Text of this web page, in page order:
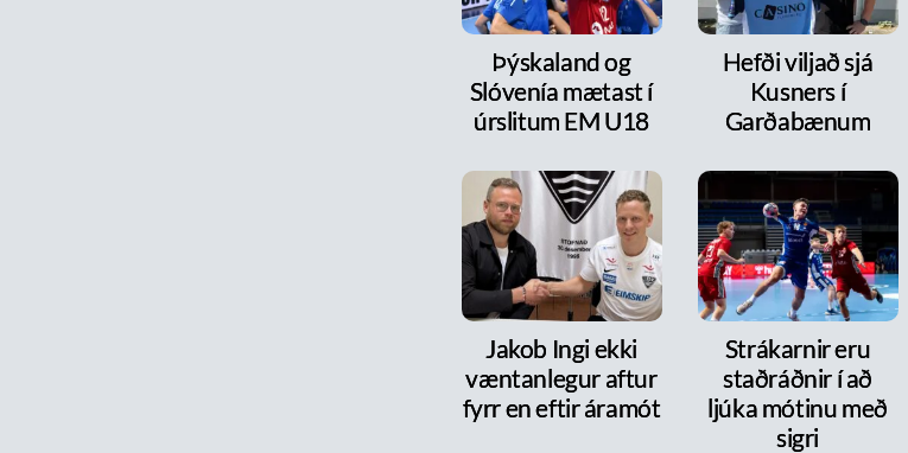
Þýskaland og
Slóvenía mætast í
úrslitum EM U18
Hefði viljað sjá
Kusners í
Garðabænum
Jakob Ingi ekki
væntanlegur aftur
fyrr en eftir áramót
Strákarnir eru
staðráðnir í að
ljúka mótinu með
sigri